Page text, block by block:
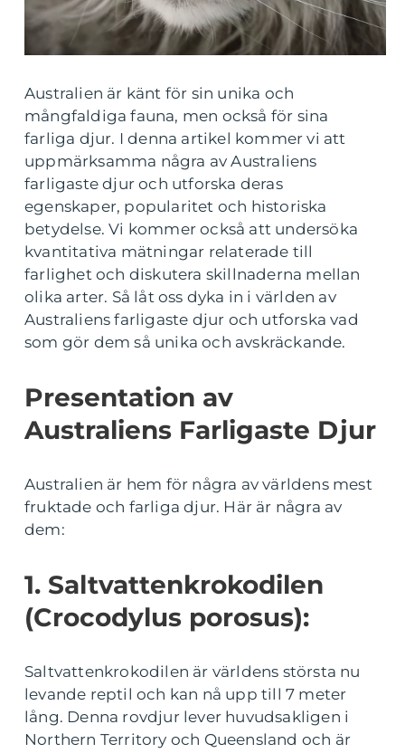
Australien är känt för sin unika och
mångfaldiga fauna, men också för sina
farliga djur. I denna artikel kommer vi att
uppmärksamma några av Australiens
farligaste djur och utforska deras
egenskaper, popularitet och historiska
betydelse. Vi kommer också att undersöka
kvantitativa mätningar relaterade till
farlighet och diskutera skillnaderna mellan
olika arter. Så låt oss dyka in i världen av
Australiens farligaste djur och utforska vad
som gör dem så unika och avskräckande.
Presentation av
Australiens Farligaste Djur
Australien är hem för några av världens mest
fruktade och farliga djur. Här är några av
dem:
1. Saltvattenkrokodilen
(Crocodylus porosus):
Saltvattenkrokodilen är världens största nu
levande reptil och kan nå upp till 7 meter
lång. Denna rovdjur lever huvudsakligen i
Northern Territory och Queensland och är